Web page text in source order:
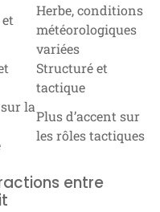
Herbe, conditions
météorologiques
variées
Structuré et
tactique
la
Plus d’accent sur
les rôles tactiques
entre